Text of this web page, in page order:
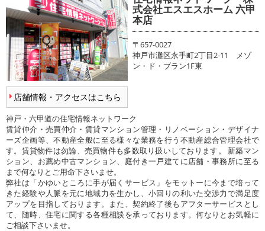
店舗情報・アクセスはこちら
式会社エスエスホーム 六甲
本店
〒657-0027
神戸市灘区永手町2丁目2-11 メゾ
ン・ド・ブラン1F東
神戸・六甲道の住宅情報ネットワーク
賃貸仲介・売買仲介・賃貸マンション管理・リノベーション・デザイナ
ーズ企画等、不動産全般に至る様々な業務を行う不動産総合管理会社で
す。賃貸物件は勿論、売買物件も多数取り扱いしております。 新築マン
ション、お薦め中古マンション、庭付き一戸建てに店舗・事務所に至る
まで何なりとご用命下さいませ。
弊社は「かゆいところに手が届くサービス」をモットーに今まで培って
きた経験や人脈を元に地域力を生かし、小回りの利いた交渉力で満足度
アップを目指しております。また、契約終了後もアフターサービスとし
て、随時、住宅に関する各種相談を承っております。何なりとお気軽に
ご相談下さいませ。